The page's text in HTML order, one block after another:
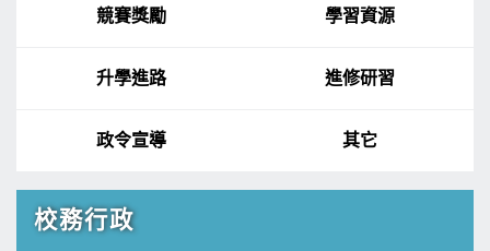
競賽獎勵 學習資源
升學進路 進修研習
政令宣導 其它
校務行政